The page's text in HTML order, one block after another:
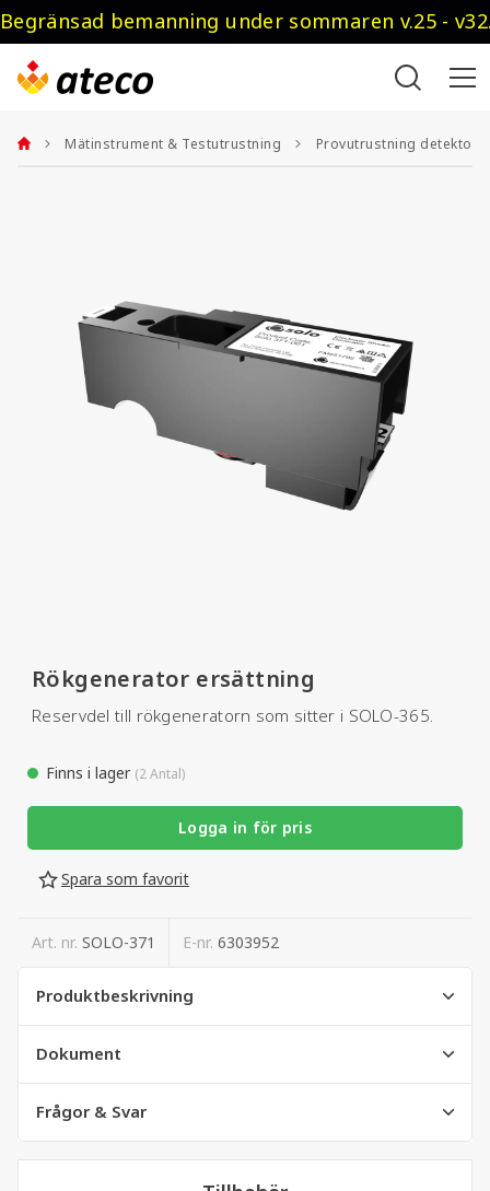
Begränsad bemanning under sommaren v.25 -
Mätinstrument & Testutrustning Provutrustning
Rökgenerator ersättning
Reservdel till rökgeneratorn som sitter i SOLO-365.
Finns i lager (2 Antal)
Logga in för pris
Spara som favorit
Art. nr. SOLO-371 E-nr. 6303952
Produktbeskrivning
Dokument
Frågor & Svar